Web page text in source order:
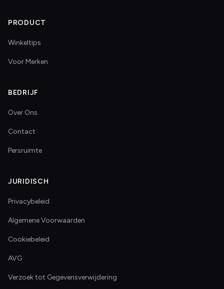
PRODUCT
Winkeltips
Voor Merken
BEDRIJF
Over Ons
Contact
Persruimte
JURIDISCH
Privacybeleid
Algemene Voorwaarden
Cookiebeleid
AVG
Verzoek tot Gegevensverwijdering